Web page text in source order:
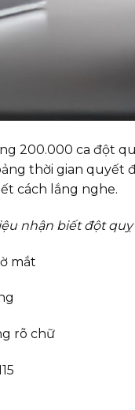
200.000 ca đột
thời gian quyết
cách lắng nghe.
nhận biết đột quỵ
mắt
rõ chữ